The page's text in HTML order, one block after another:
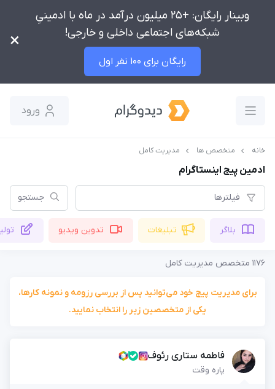
وبینار رایگان: +25 میلیون درآمد در ماه با ادمینیِ
شبکه‌های اجتماعی داخلی و خارجی!
رایگان برای 100 نفر اول
×
ورود
خانه متخصص ها مدیریت کامل
ادمین پیج اینستاگرام
فیلترها جستجو
بلاگر تبلیغات تدوین ویدیو
1176 متخصص مدیریت کامل
برای مدیریت پیج خود می‌توانید پس از بررسی رزومه و نمونه کارها،
یکی از متخصصین زیر را انتخاب نمایید.
فاطمه ستاری رئوف
پاره وقت